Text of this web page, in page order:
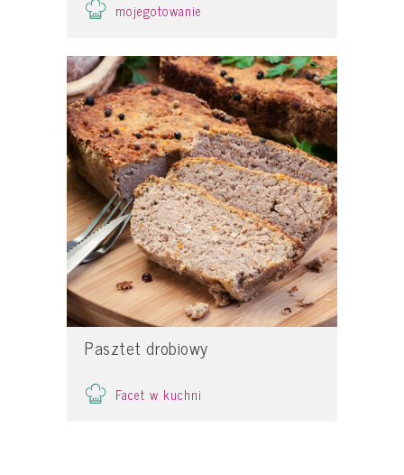
mojegotowanie
Pasztet drobiowy
Facet w kuchni